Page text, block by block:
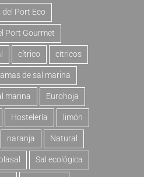
del Port Eco
Port Gourmet
cítrico cítricos
de sal marina
marina Eurohoja
Hostelería limón
naranja Natural
Sal ecológica